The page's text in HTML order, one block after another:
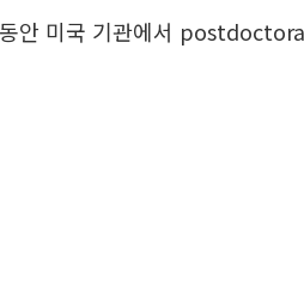
안 미국 기관에서